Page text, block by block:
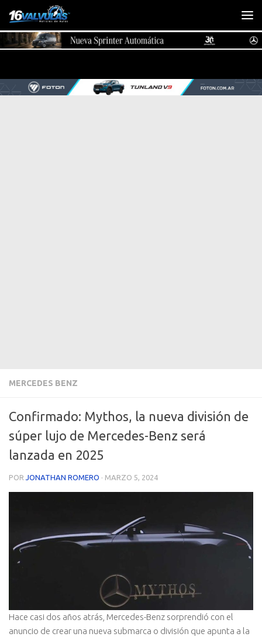
Saltar al contenido
MERCEDES BENZ
Confirmado: Mythos, la nueva división de
súper lujo de Mercedes-Benz será
lanzada en 2025
POR JONATHAN ROMERO · MARZO 5, 2024
Hace casi dos años atrás, Mercedes-Benz sorprendió con el
anuncio de crear una nueva submarca o división que apunta a la